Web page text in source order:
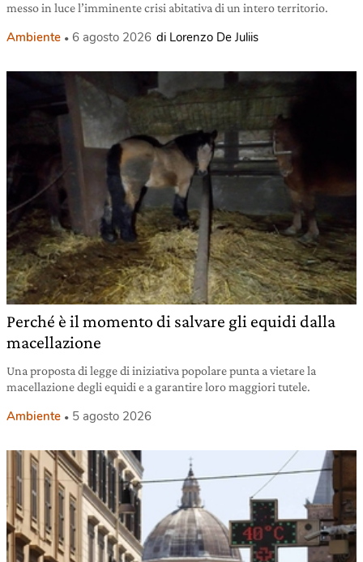
messo in luce l’imminente crisi abitativa di un intero territorio.
Ambiente 6 agosto 2026 di Lorenzo De Juliis
Perché è il momento di salvare gli equidi dalla
macellazione
Una proposta di legge di iniziativa popolare punta a vietare la
macellazione degli equidi e a garantire loro maggiori tutele.
Ambiente 5 agosto 2026